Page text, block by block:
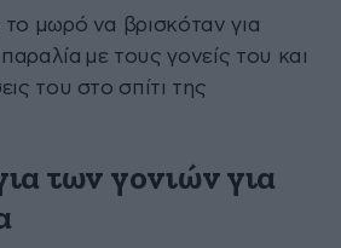
το μωρό να βρισκόταν για
με τους γονείς του και
του στο σπίτι της
των γονιών για